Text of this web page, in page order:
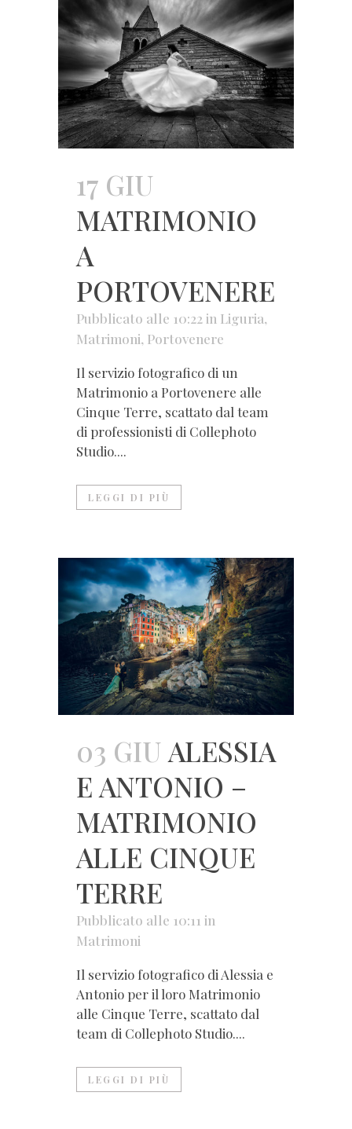
17 GIU
MATRIMONIO
A
PORTOVENERE
Pubblicato alle 10:22in Liguria,
Matrimoni, Portovenere
Il servizio fotografico di un
Matrimonio a Portovenere alle
Cinque Terre, scattato dal team
di professionisti di Collephoto
Studio....
LEGGI DI PIÙ
03 GIUALESSIA
E ANTONIO –
MATRIMONIO
ALLE CINQUE
TERRE
Pubblicato alle 10:11 in
Matrimoni
Il servizio fotografico di Alessia e
Antonio per il loro Matrimonio
alle Cinque Terre, scattato dal
team di Collephoto Studio....
LEGGI DI PIÙ